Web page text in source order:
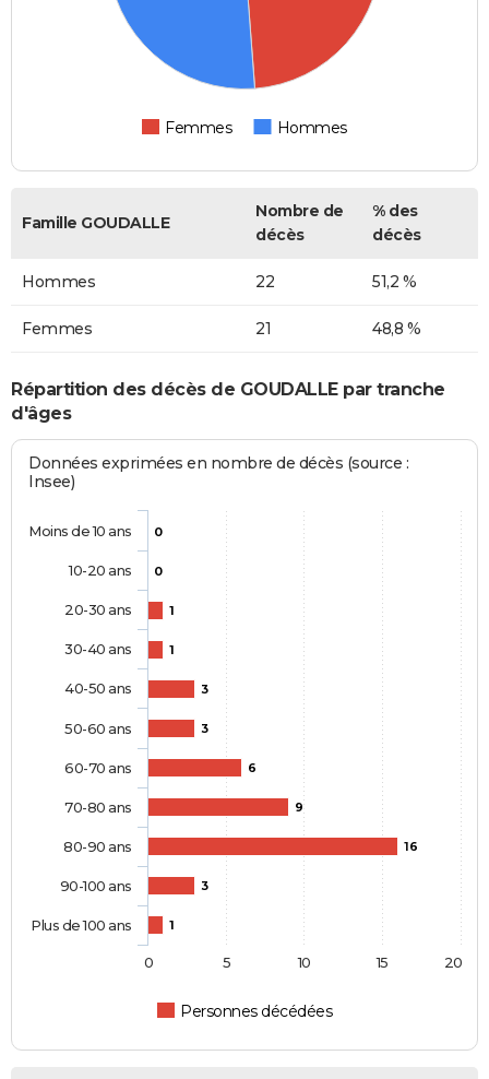
Femmes Hommes
Famille GOUDALLE
Nombre de
décès
% des
décès
Hommes 22 51,2 %
Femmes 21 48,8 %
Répartition des décès de GOUDALLE par tranche
d'âges
Données exprimées en nombre de décès (source :
Insee)
0
0
1
1
3
3
6
9
16
3
1
Personnes décédées
Moins de 10 ans
10-20 ans
20-30 ans
30-40 ans
40-50 ans
50-60 ans
60-70 ans
70-80 ans
80-90 ans
90-100 ans
Plus de 100 ans
0 5 10 15 20